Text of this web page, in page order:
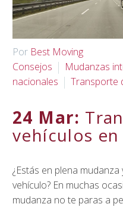
Spanish
Por Best Moving
Consejos
Mudanzas
nacionales
Transporte
24 Mar:
vehículos
¿Estás en plena
vehículo? En muchas
mudanza no te paras a